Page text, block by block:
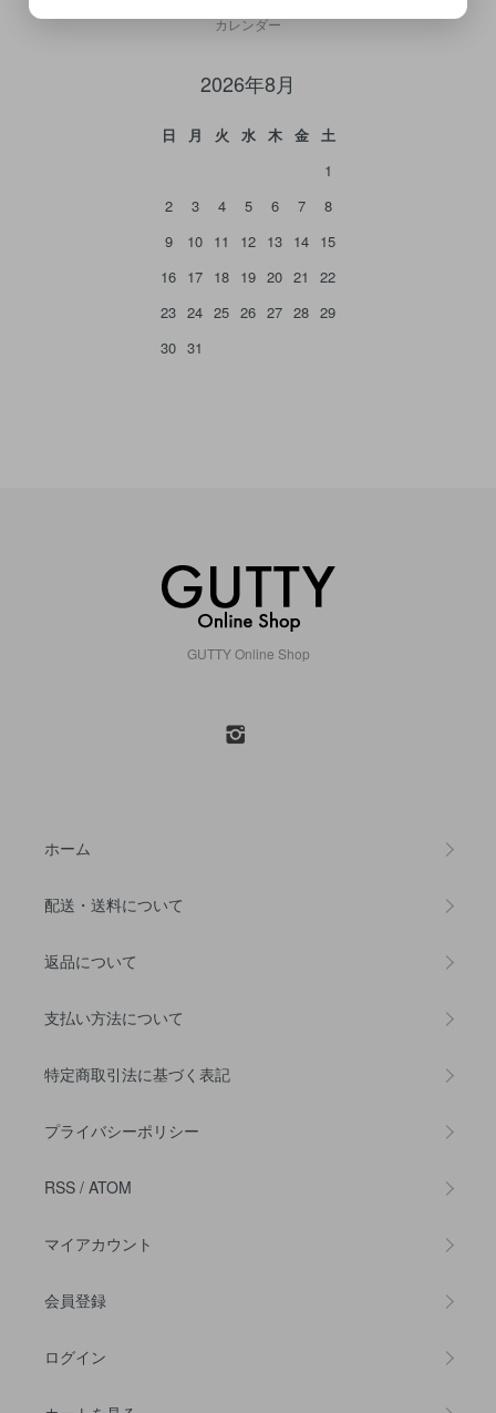
カレンダー
2026年8月
日 月 火 水 木 金
土
1
2
3 4 5 6 7
8
9
10 11 12 13 14 15
16 17 18 19 20 21
22
23 24 25 26 27 28 29
30 31
GUTTY Online Shop
ホーム
配送・送料について
返品について
支払い方法について
特定商取引法に基づく表記
プライバシーポリシー
RSS / ATOM
マイアカウント
会員登録
ログイン